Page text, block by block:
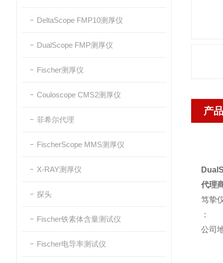
DeltaScope FMP10测厚仪
DualScope FMP测厚仪
Fischer测厚仪
Couloscope CMS2测厚仪
菲希尔代理
FischerScope MMS测厚仪
X-RAY测厚仪
探头
Fischer铁素体含量测试仪
Fischer电导率测试仪
产
代理
笃挚
：
公司